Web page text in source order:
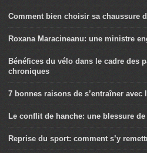
Comment bien choisir sa chaussure
Roxana Maracineanu: une ministre
Bénéfices du vélo dans le cadre des
chroniques
7 bonnes raisons de s’entraîner avec
Le conflit de hanche: une blessure
Reprise du sport: comment s’y